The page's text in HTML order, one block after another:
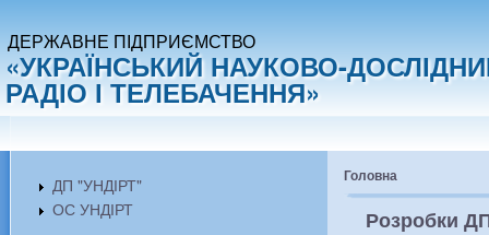
ДЕРЖАВНЕ ПІДПРИЄМСТВО
«УКРАЇНСЬКИЙ НАУКОВО-
РАДІО І ТЕЛЕБАЧЕННЯ»
ДП "УНДІРТ"
ОС УНДІРТ
Головна
Розробки